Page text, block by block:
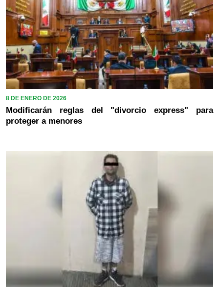
8 DE ENERO DE 2026
Modificarán reglas del "divorcio express" para
proteger a menores